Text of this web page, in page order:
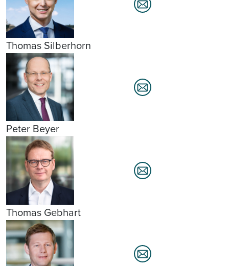
Thomas Silberhorn
Peter Beyer
Thomas Gebhart